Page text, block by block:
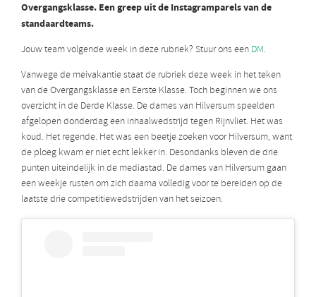
Overgangsklasse. Een greep uit de Instagramparels van de
standaardteams.
Jouw team volgende week in deze rubriek? Stuur ons een DM.
Vanwege de meivakantie staat de rubriek deze week in het teken
van de Overgangsklasse en Eerste Klasse. Toch beginnen we ons
overzicht in de Derde Klasse. De dames van Hilversum speelden
afgelopen donderdag een inhaalwedstrijd tegen Rijnvliet. Het was
koud. Het regende. Het was een beetje zoeken voor Hilversum, want
de ploeg kwam er niet echt lekker in. Desondanks bleven de drie
punten uiteindelijk in de mediastad. De dames van Hilversum gaan
een weekje rusten om zich daarna volledig voor te bereiden op de
laatste drie competitiewedstrijden van het seizoen.